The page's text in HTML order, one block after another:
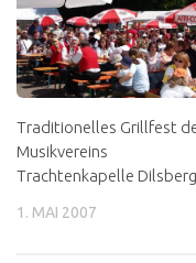
Traditionelles Grillfest
Musikvereins
Trachtenkapelle Dilsberg
1. MAI 2007